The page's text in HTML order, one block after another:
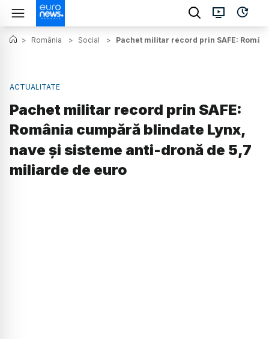
> România > Social > Pachet militar record prin SAFE:
ACTUALITATE
Pachet militar record prin SAFE:
România cumpără blindate Lynx,
nave și sisteme anti-dronă de 5,7
miliarde de euro